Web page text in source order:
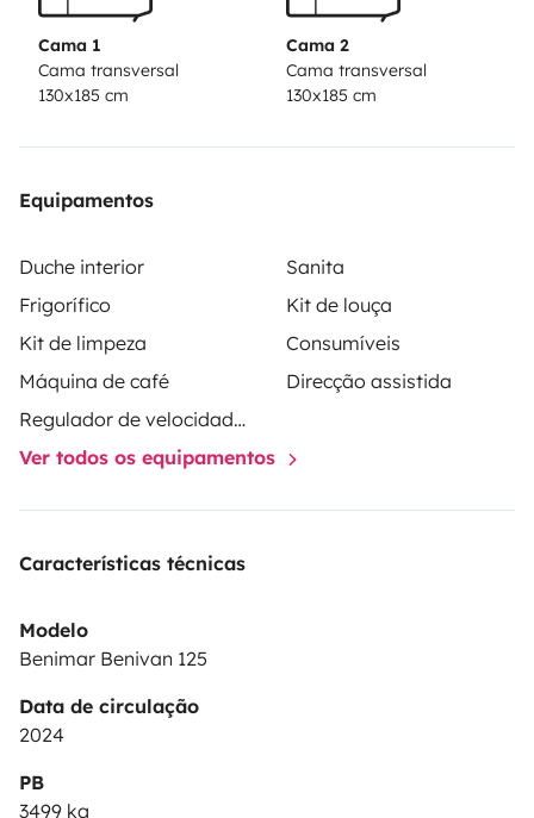
Cama 1
Cama transversal
130x185 cm
Cama 2
Cama transversal
130x185 cm
Equipamentos
Duche interior
Sanita
Frigorífico
Kit de louça
Kit de limpeza
Consumíveis
Máquina de café
Direcção assistida
Regulador de velocidade / Cruise Control
Ver todos os equipamentos
Características técnicas
Modelo
Benimar Benivan 125
Data de circulação
2024
PB
3499 kg